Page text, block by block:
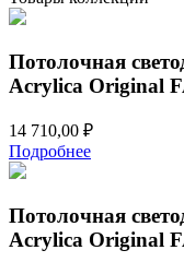
Original
Потолочная
Acrylica Original
14 710,00 ₽
Подробнее
Потолочная
Acrylica Original